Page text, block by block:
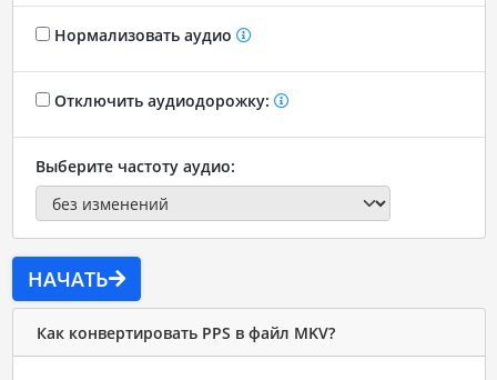
Нормализовать аудио
Отключить аудиодорожку:
Выберите частоту аудио:
НАЧАТЬ
Как конвертировать PPS в файл MKV?